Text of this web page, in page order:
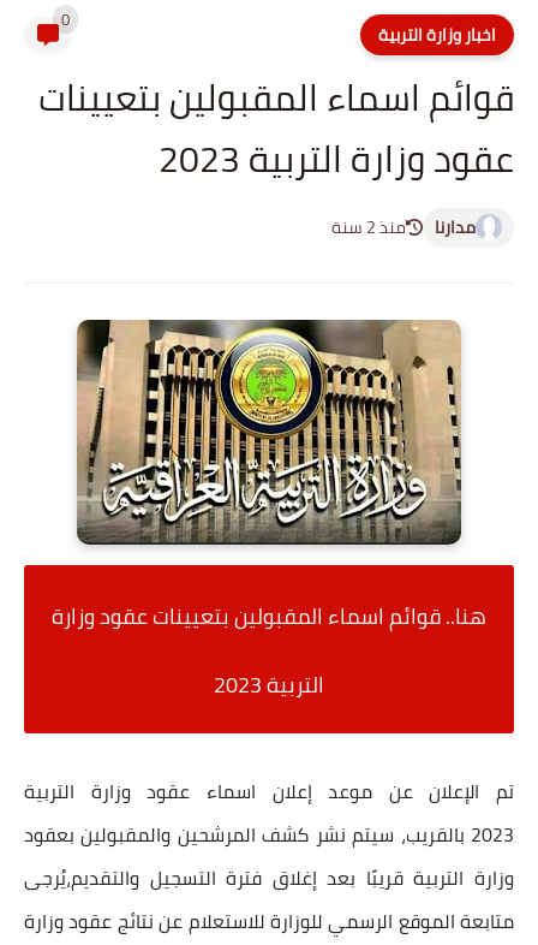
اخبار وزارة التربية 0
قوائم اسماء المقبولين بتعيينات
عقود وزارة التربية 2023
مدارنا منذ 2 سنة
هنا.. قوائم اسماء المقبولين بتعيينات عقود وزارة
التربية 2023
تم الإعلان عن موعد إعلان اسماء عقود وزارة التربية
2023 بالقريب، سيتم نشر كشف المرشحين والمقبولين بعقود
وزارة التربية قريبًا بعد إغلاق فترة التسجيل والتقديم،يُرجى
متابعة الموقع الرسمي للوزارة للاستعلام عننتائج عقود وزارة